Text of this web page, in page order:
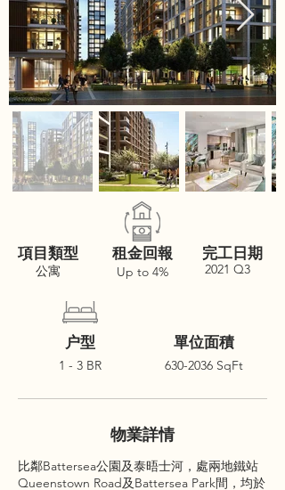
項目類型
公寓
租金回報
Up to 4%
完工日期
2021 Q3
户型
1 - 3 BR
單位面積
630-2036SqFt
物業詳情
比鄰Battersea公園及泰晤士河，處兩地鐵站
Queenstown Road及Battersea Park間，均於